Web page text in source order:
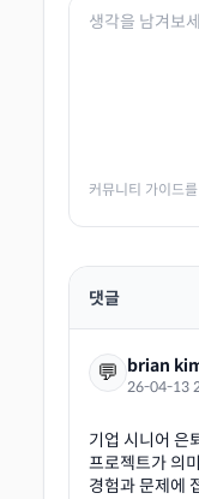
커뮤니티 가이드
댓글
💬 brian
26-04-13
기업 시니어 은
프로젝트가 의
경험과 문제에